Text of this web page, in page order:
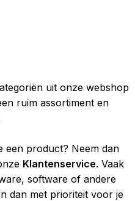
uit onze webshop
ruim assortiment en
een product? Neem dan
Klantenservice. Vaak
software of andere
dan met prioriteit voor je